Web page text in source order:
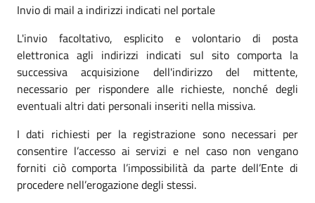
Invio di mail a indirizzi indicati nel portale
L'invio facoltativo, esplicito e volontario di posta
elettronica agli indirizzi indicati sul sito comporta la
successiva acquisizione dell'indirizzo del mittente,
necessario per rispondere alle richieste, nonché degli
eventuali altri dati personali inseriti nella missiva.
I dati richiesti per la registrazione sono necessari per
consentire l’accesso ai servizi e nel caso non vengano
forniti ciò comporta l’impossibilità da parte dell’Ente di
procedere nell’erogazione degli stessi.